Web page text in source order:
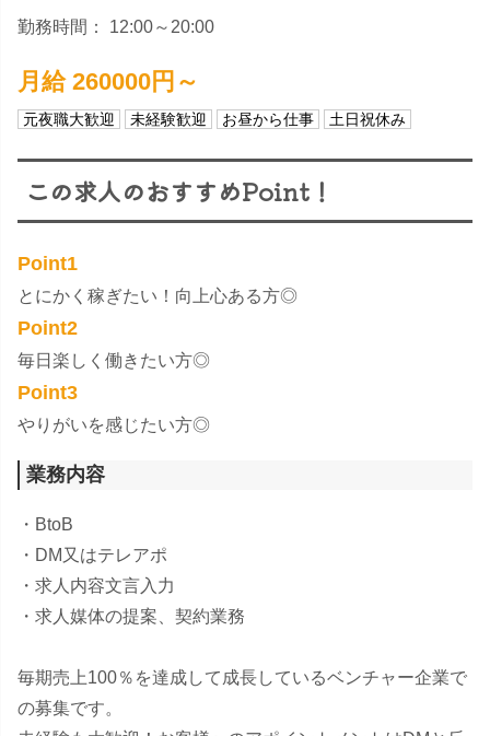
勤務時間： 12:00～20:00
月給 260000円～
元夜職大歓迎 未経験歓迎 お昼から仕事 土日祝休み
この求人のおすすめPoint！
Point1
​とにかく稼ぎたい！向上心ある方◎
Point2
​毎日楽しく働きたい方◎
Point3
​やりがいを感じたい方◎
業務内容
・BtoB
・DM又はテレアポ
・求人内容文言入力
・求人媒体の提案、契約業務
毎期売上100％を達成して成長しているベンチャー企業で
の募集です。